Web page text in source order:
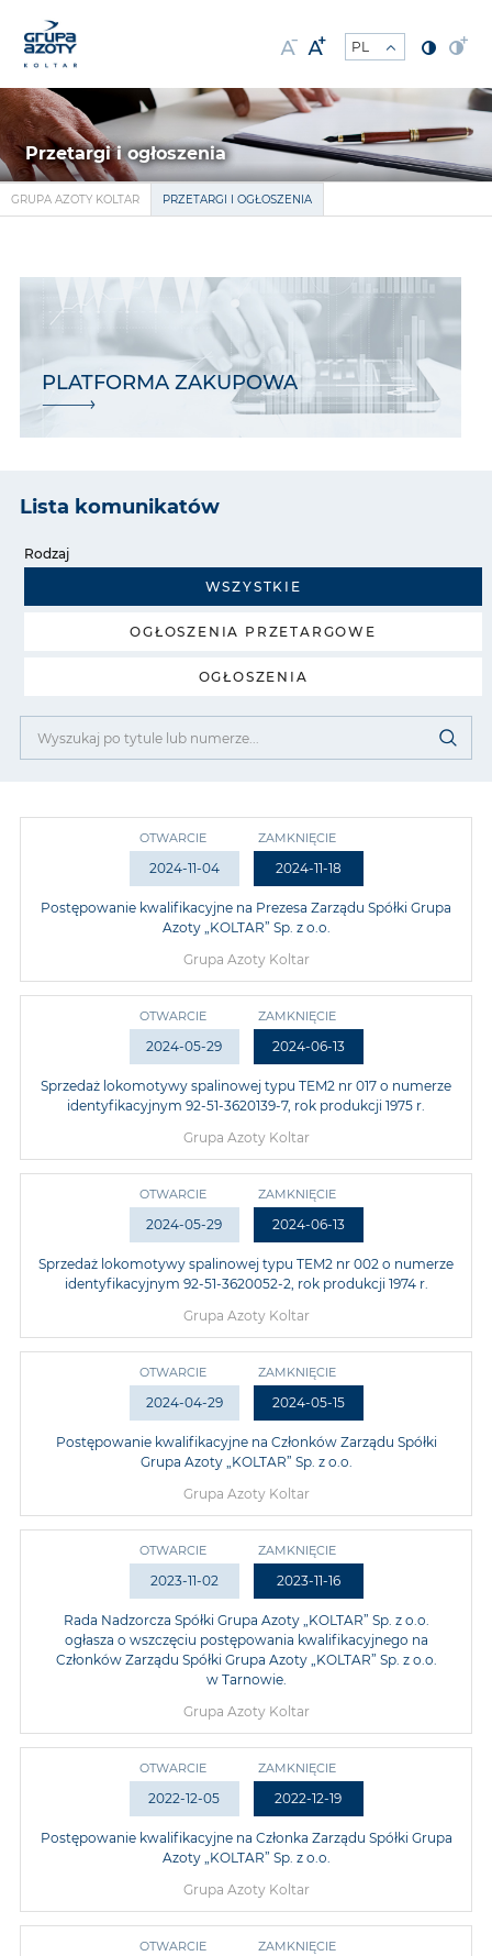
Przetargi i ogłoszenia
GRUPA AZOTY KOLTAR PRZETARGI I OGŁOSZENIA
PLATFORMA ZAKUPOWA
Lista komunikatów
Rodzaj
WSZYSTKIE
OGŁOSZENIA PRZETARGOWE
OGŁOSZENIA
OTWARCIE
2024-11-04
ZAMKNIĘCIE
2024-11-18
Postępowanie kwalifikacyjne na Prezesa Zarządu Spółki Grupa
Azoty „KOLTAR” Sp. z o.o.
Grupa Azoty Koltar
OTWARCIE
2024-05-29
ZAMKNIĘCIE
2024-06-13
Sprzedaż lokomotywy spalinowej typu TEM2 nr 017 o numerze
identyfikacyjnym 92-51-3620139-7, rok produkcji 1975 r.
Grupa Azoty Koltar
OTWARCIE
2024-05-29
ZAMKNIĘCIE
2024-06-13
Sprzedaż lokomotywy spalinowej typu TEM2 nr 002 o numerze
identyfikacyjnym 92-51-3620052-2, rok produkcji 1974 r.
Grupa Azoty Koltar
OTWARCIE
2024-04-29
ZAMKNIĘCIE
2024-05-15
Postępowanie kwalifikacyjne na Członków Zarządu Spółki
Grupa Azoty „KOLTAR” Sp. z o.o.
Grupa Azoty Koltar
OTWARCIE
2023-11-02
ZAMKNIĘCIE
2023-11-16
Rada Nadzorcza Spółki Grupa Azoty „KOLTAR” Sp. z o.o.
ogłasza o wszczęciu postępowania kwalifikacyjnego na
Członków Zarządu Spółki Grupa Azoty „KOLTAR” Sp. z o.o.
w Tarnowie.
Grupa Azoty Koltar
OTWARCIE
2022-12-05
ZAMKNIĘCIE
2022-12-19
Postępowanie kwalifikacyjne na Członka Zarządu Spółki Grupa
Azoty „KOLTAR” Sp. z o.o.
Grupa Azoty Koltar
OTWARCIE ZAMKNIĘCIE